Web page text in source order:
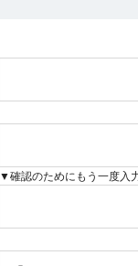
▼確認のためにもう一度入